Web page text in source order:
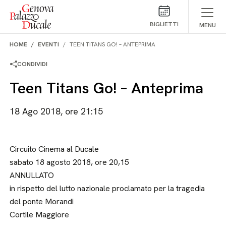
Salta al contenuto
BIGLIETTI MENU
HOME EVENTI TEEN TITANS GO! – ANTEPRIMA
CONDIVIDI
Teen Titans Go! – Anteprima
18 Ago 2018, ore 21:15
Circuito Cinema al Ducale
sabato 18 agosto 2018, ore 20,15
ANNULLATO
in rispetto del lutto nazionale proclamato per la tragedia
del ponte Morandi
Cortile Maggiore